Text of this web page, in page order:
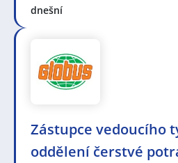
dnešní
Zástupce vedoucího
oddělení čerstvé